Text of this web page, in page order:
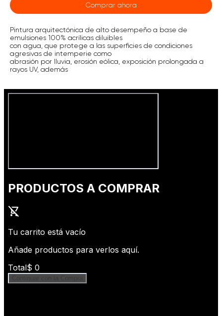
Comprar ahora
Pintura arquitectónica de alto desempeño a base de
emulsiones 100% acrílicas diluibles
con agua, que protege a las superficies de condiciones
agresivas de intemperie como
abrasión por lluvia, erosión eólica, exposición prolongada a
rayos UV, además